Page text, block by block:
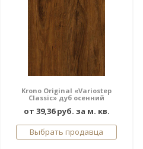
Krono Original «Variostep
Classic» дуб осенний
от 39,36 руб. за м. кв.
Выбрать продавца